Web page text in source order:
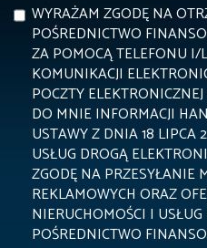
WYRAŻAM ZGODĘ NA
POŚREDNICTWO
ZA POMOCĄ TELEFONU I/
KOMUNIKACJI
POCZTY
DO MNIE INFORMACJI
USTAWY Z DNIA 18 LIPCA
USŁUG DROGĄ
ZGODĘ NA PRZESYŁANIE
REKLAMOWYCH ORAZ
NIERUCHOMOŚCI I
POŚREDNICTWO